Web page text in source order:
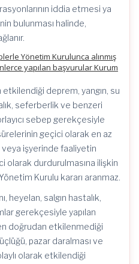
iddia etmesi ya
bulunması halinde,
Yönetim Kurulunca alınmış
yapılan başvurular Kurum
deprem, yangın, su
seferberlik ve benzeri
sebep gerekçesiyle
geçici olarak en az
veya işyerinde faaliyetin
olarak durdurulmasına ilişkin
Kurulu kararı aranmaz.
heyelan, salgın hastalık,
gerekçesiyle yapılan
doğrudan etkilenmediği
pazar daralması ve
olarak etkilendiği